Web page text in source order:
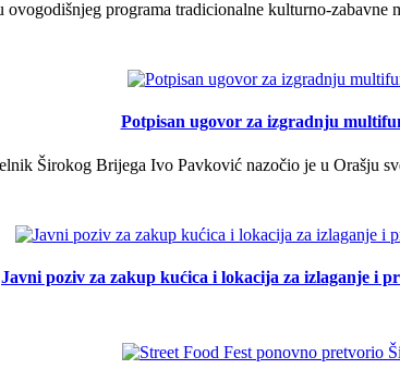
ovogodišnjeg programa tradicionalne kulturno-
Potpisan ugovor za izgradnju
Širokog Brijega Ivo Pavković nazočio je u Orašju
Javni poziv za zakup kućica i lokacija za izlaganje i